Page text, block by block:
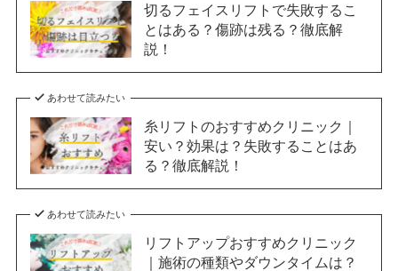
切るフェイスリフトで失敗するこ
とはある？傷跡は残る？徹底解
説！
あわせて読みたい
糸リフトのおすすめクリニック｜
安い？効果は？失敗することはあ
る？徹底解説！
あわせて読みたい
リフトアップおすすめクリニック
｜施術の種類やダウンタイムは？